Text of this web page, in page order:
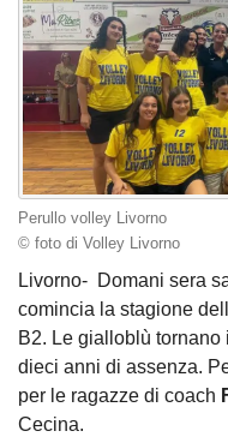
Perullo volley Livorno
© foto di Volley Livorno
Livorno- Domani sera
comincia la stagione
B2. Le gialloblù
dieci anni di assenza.
per le ragazze di coach
Cecina.